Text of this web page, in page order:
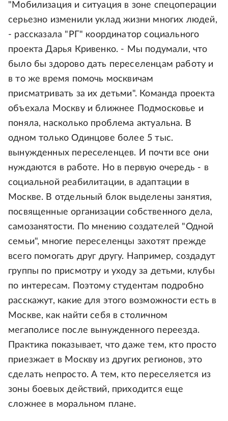
"Мобилизация и ситуация в зоне спецоперации
серьезно изменили уклад жизни многих людей,
- рассказала "РГ" координатор социального
проекта Дарья Кривенко. - Мы подумали, что
было бы здорово дать переселенцам работу и
в то же время помочь москвичам
присматривать за их детьми". Команда проекта
объехала Москву и ближнее Подмосковье и
поняла, насколько проблема актуальна. В
одном только Одинцове более 5 тыс.
вынужденных переселенцев. И почти все они
нуждаются в работе. Но в первую очередь - в
социальной реабилитации, в адаптации в
Москве. В отдельный блок выделены занятия,
посвященные организации собственного дела,
самозанятости. По мнению создателей "Одной
семьи", многие переселенцы захотят прежде
всего помогать друг другу. Например, создадут
группы по присмотру и уходу за детьми, клубы
по интересам. Поэтому студентам подробно
расскажут, какие для этого возможности есть в
Москве, как найти себя в столичном
мегаполисе после вынужденного переезда.
Практика показывает, что даже тем, кто просто
приезжает в Москву из других регионов, это
сделать непросто. А тем, кто переселяется из
зоны боевых действий, приходится еще
сложнее в моральном плане.